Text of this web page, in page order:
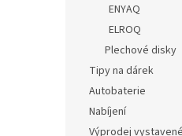
ENYAQ
ELROQ
Plechové disky
Tipy na dárek
Autobaterie
Nabíjení
Výprodej